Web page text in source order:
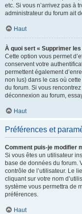
etc. Si vous n’arrivez pas à
administrateur du forum ait
Haut
À quoi sert « Supprimer
Cette option vous permet
conservent votre
permettent également
non lus) dans le cas où
du forum. Si vous
déconnexion au forum,
Haut
Préférences et
Comment puis-je modifier
Si vous êtes un utilisateur
base de données du forum.
contrôle de l’utilisateur. Le
cliquant sur votre nom
système vous permettra de
préférences.
Haut